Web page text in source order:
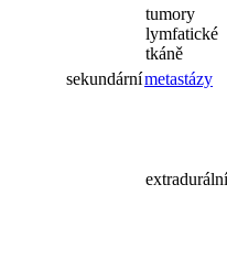
tumory
lymfatické
tkáně
sekundárnímetastázy
extradurální